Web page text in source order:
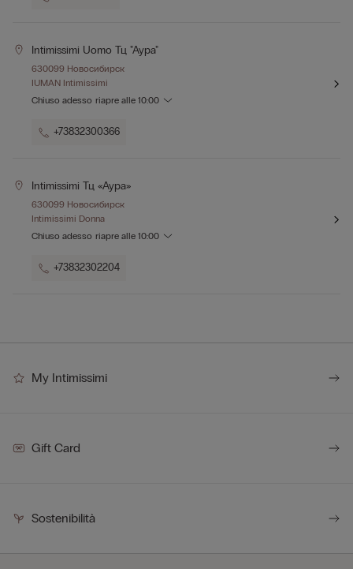
Intimissimi Uomo Тц "аура"
630099 Новосибирск
IUMAN Intimissimi
Chiuso adesso riapre alle 10:00
+73832300366
Intimissimi Тц «аура»
630099 Новосибирск
Intimissimi Donna
Chiuso adesso riapre alle 10:00
+73832302204
My Intimissimi
Gift Card
Sostenibilità